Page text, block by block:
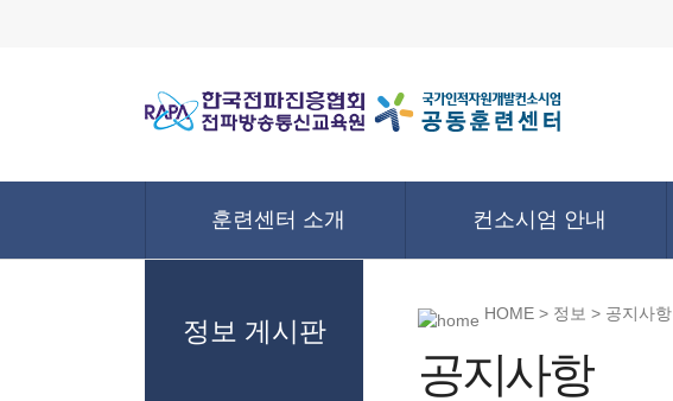
훈련센터 소개 컨소시엄 안내
정보 게시판
HOME > 정보 > 공지사항
공지사항